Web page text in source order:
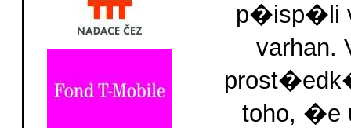
p�isp�li
toho, �e